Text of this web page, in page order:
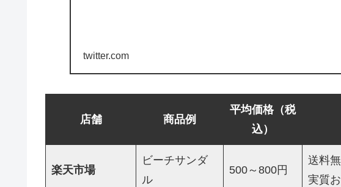
twitter.com
店舗 商品例
平均価格（税
込）
楽天市場
ビーチサンダ
ル
500～800円
送料
実質お